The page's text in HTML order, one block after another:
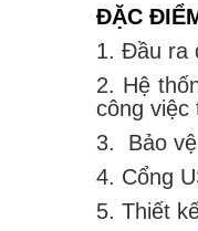
ĐẶC
1. Đầu ra
2. Hệ
công việc
3. Bảo
4. Cổng
5. Thiết